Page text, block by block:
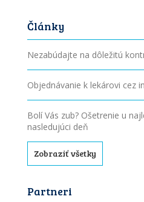
Články
Nezabúdajte na dôležitú
Objednávanie k lekárovi cez
Bolí Vás zub? Ošetrenie u
nasledujúci deň
Zobraziť všetky
Partneri